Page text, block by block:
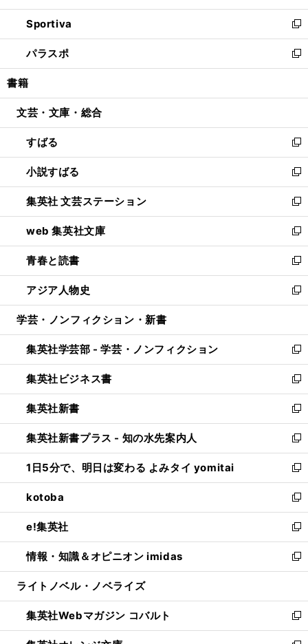
開
く
ン
ド
ウ
で
開
ウ
ィ
ン
ド
ウ
開
し
い
ウ
ィ
ン
ウ
開
く
Sportiva
新
し
い
ウ
ン
ウ
で
開
く
パラスポ
新
し
ウ
ン
ド
ウ
で
開
く
書籍
文芸・文庫・総合
すばる
新
し
い
ウ
ィ
ン
ド
ウ
で
開
く
小説すばる
新
し
い
ウ
ィ
ン
ド
ウ
で
開
集英社 文芸ステーション
新
し
い
ウ
ィ
ン
ド
ウ
開
く
web 集英社文庫
新
し
い
ウ
ィ
ン
ウ
で
開
く
青春と読書
新
し
い
ウ
ン
ド
ウ
で
開
く
アジア人物史
新
し
ウ
ィ
ン
ド
ウ
で
開
く
学芸・ノンフィクション・新書
集英社学芸部 - 学芸・ノンフィクション
新
し
い
ウ
ィ
ン
ド
ウ
で
開
く
集英社ビジネス書
新
し
い
ウ
ィ
ン
ド
ウ
で
開
く
集英社新書
新
し
い
ウ
ィ
ン
ド
ウ
で
開
く
集英社新書プラス - 知の水先案内人
新
し
い
ウ
ィ
ン
ド
ウ
で
開
1日5分で、明日は変わる よみタイ yomitai
新
し
い
ウ
ィ
ン
ド
ウ
開
く
kotoba
新
し
い
ウ
ィ
ン
ウ
で
開
e!集英社
新
し
い
ウ
ン
ド
ウ
情報・知識＆オピニオン imidas
新
し
ウ
ィ
ン
ライトノベル・ノベライズ
集英社Webマガジン コバルト
新
し